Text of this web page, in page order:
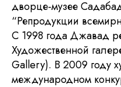
дворце-музее
“Репродукции
С 1998 года Джавад
Художественной
Gallery). В 2009 году
международном